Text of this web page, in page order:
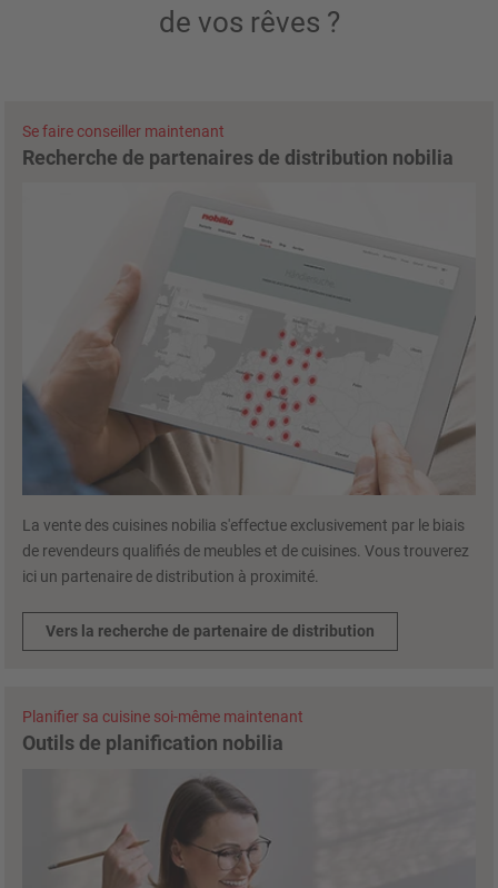
de vos rêves ?
Se faire conseiller maintenant
Recherche de partenaires de distribution nobilia
La vente des cuisines nobilia s'effectue exclusivement par le biais
de revendeurs qualifiés de meubles et de cuisines. Vous trouverez
ici un partenaire de distribution à proximité.
Vers la recherche de partenaire de distribution
Planifier sa cuisine soi-même maintenant
Outils de planification nobilia